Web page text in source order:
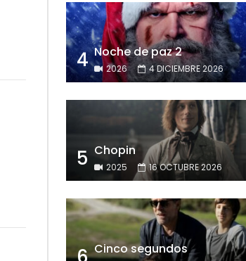
4 Noche de paz 2
2026 4 DICIEMBRE 2026
5 Chopin
2025 16 OCTUBRE 2026
Cinco segundos